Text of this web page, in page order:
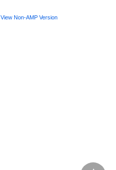
View Non-AMP Version